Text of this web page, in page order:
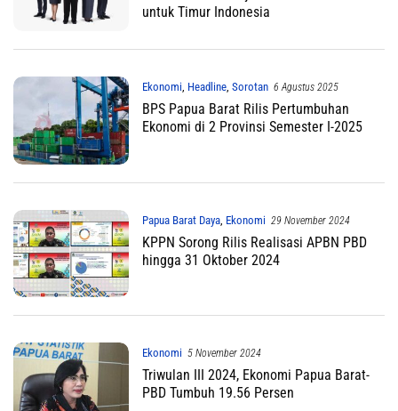
untuk Timur Indonesia
Ekonomi, Headline, Sorotan 6 Agustus 2025
BPS Papua Barat Rilis Pertumbuhan
Ekonomi di 2 Provinsi Semester I-2025
Papua Barat Daya, Ekonomi 29 November 2024
KPPN Sorong Rilis Realisasi APBN PBD
hingga 31 Oktober 2024
Ekonomi 5 November 2024
Triwulan III 2024, Ekonomi Papua Barat-
PBD Tumbuh 19.56 Persen